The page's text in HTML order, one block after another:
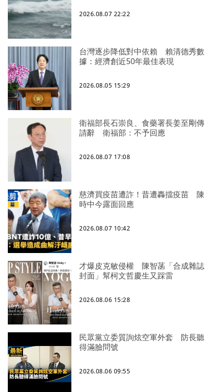
2026.08.07 22:22
台灣逐步降低對中依賴 賴清德秀數
據：經濟創近50年最佳表現
2026.08.05 15:29
衛福部長石崇良、食藥署長姜至剛傳
請辭 衛福部：不予回應
2026.08.07 17:08
慈濟買疫苗遭詐！昔遭轟擋疫苗 陳
時中今露面回應
2026.08.07 10:42
才爆皮克敏侵權 陳智菡「合成雜誌
封面」幫柯文哲慶生又踩雷
2026.08.06 15:28
民眾黨立委質詢炫空軍外套 防長聽
得滿臉問號
2026.08.06 09:55